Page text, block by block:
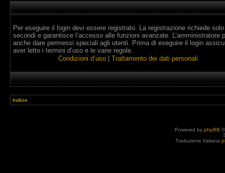
Per eseguire il login devi essere registrato. La registrazione richiede
secondi e garantisce l’accesso alle funzioni avanzate. L’amministratore
anche dare permessi speciali agli utenti. Prima di eseguire il login
aver letto i termini d’uso e le varie regole.
Condizioni d’uso
Trattamento dei dati personali
Indice
Powered by phpBB
Traduzione Italiana